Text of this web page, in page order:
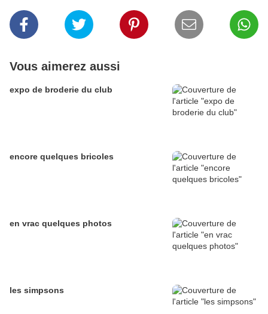
Vous aimerez aussi
expo de broderie du club
encore quelques bricoles
en vrac quelques photos
les simpsons